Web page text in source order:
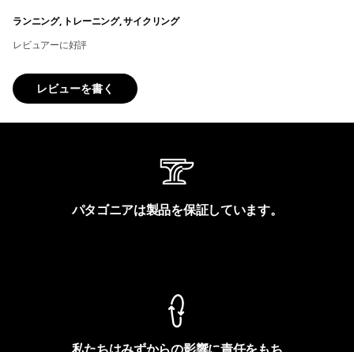
ランニング, トレーニング, サイクリング
レビュアーに好評
レビューを書く
パタゴニアは製品を保証しています。